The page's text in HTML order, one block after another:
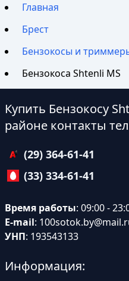
Главная
Брест
Бензокосы и
Бензокоса Shtenli MS
Купить Бензокосу
районе контакты
(29) 364-61-41
(33) 334-61-41
Время работы: 09:00 -
E-mail:
УНП: 193543133
Информация: